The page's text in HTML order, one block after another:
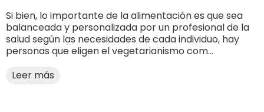
Si bien, lo importante de la alimentación es que sea
balanceada y personalizada por un profesional de la
salud según las necesidades de cada individuo, hay
personas que eligen el vegetarianismo com...
Leer más